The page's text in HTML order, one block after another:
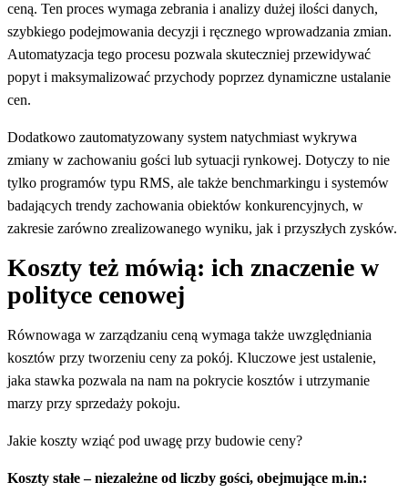
ceną. Ten proces wymaga zebrania i analizy dużej ilości danych,
szybkiego podejmowania decyzji i ręcznego wprowadzania zmian.
Automatyzacja tego procesu pozwala skuteczniej przewidywać
popyt i maksymalizować przychody poprzez dynamiczne ustalanie
cen.
Dodatkowo zautomatyzowany system natychmiast wykrywa
zmiany w zachowaniu gości lub sytuacji rynkowej. Dotyczy to nie
tylko programów typu RMS, ale także benchmarkingu i systemów
badających trendy zachowania obiektów konkurencyjnych, w
zakresie zarówno zrealizowanego wyniku, jak i przyszłych zysków.
Koszty też mówią: ich znaczenie w
polityce cenowej
Równowaga w zarządzaniu ceną wymaga także uwzględniania
kosztów przy tworzeniu ceny za pokój. Kluczowe jest ustalenie,
jaka stawka pozwala na nam na pokrycie kosztów i utrzymanie
marzy przy sprzedaży pokoju.
Jakie koszty wziąć pod uwagę przy budowie ceny?
Koszty stałe – niezależne od liczby gości, obejmujące m.in.: